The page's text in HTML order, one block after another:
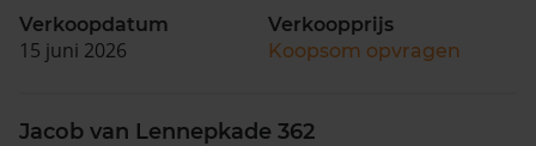
Verkoopdatum
15 juni 2026
Verkoopprijs
Koopsom opvragen
Jacob van Lennepkade 362